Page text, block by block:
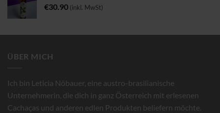
€30.90 (inkl. MwSt)
ÜBER MICH
Ich bin Leticia Nöbauer, eine austro-brasilianische
Unternehmerin, die dich in ganz Österreich mit erlesenen
Cachaças und anderen edlen Produkten beliefern möchte.